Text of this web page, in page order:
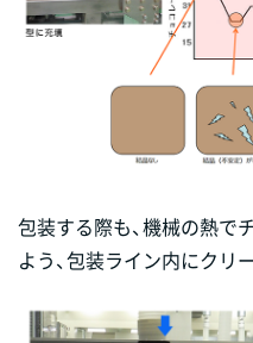
包装する際も、機械の熱で
よう、包装ライン内にクリ